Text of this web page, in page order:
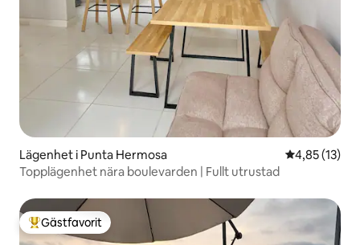
Lägenhet i Punta Hermosa 4,85 av 5 i
4,85 (13)
Topplägenhet nära boulevarden | Fullt utrustad
Populär gästfavorit
Gästfavorit